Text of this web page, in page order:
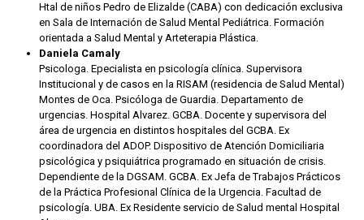
Htal de niños Pedro de Elizalde (CABA) con dedicación exclusiva
en Sala de Internación de Salud Mental Pediátrica. Formación
orientada a Salud Mental y Arteterapia Plástica.
Daniela Camaly
Psicologa. Epecialista en psicología clínica. Supervisora
Institucional y de casos en la RISAM (residencia de Salud Mental)
Montes de Oca. Psicóloga de Guardia. Departamento de
urgencias. Hospital Alvarez. GCBA. ⁠Docente y supervisora del
área de urgencia en distintos hospitales del GCBA. ⁠Ex
coordinadora del ADOP. Dispositivo de Atención Domiciliaria
psicológica y psiquiátrica programado en situación de crisis.
Dependiente de la DGSAM. GCBA. ⁠Ex Jefa de Trabajos Prácticos
de la Práctica Profesional Clínica de la Urgencia. Facultad de
psicología. UBA.⁠ Ex Residente servicio de Salud mental Hospital